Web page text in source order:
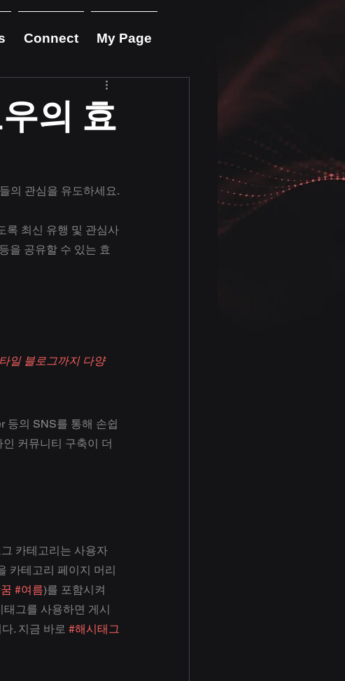
Connect My Page
의 효
의 관심을 유도하세요.
록 최신 유행 및 관심사
을 공유할 수 있는 효
일 블로그까지 다양
등의 SNS를 통해 손쉽
커뮤니티 구축이 더
카테고리는 사용자
카테고리 페이지 머리
#여름)를 포함시켜
그를 사용하면 게시
. 지금 바로 #해시태그